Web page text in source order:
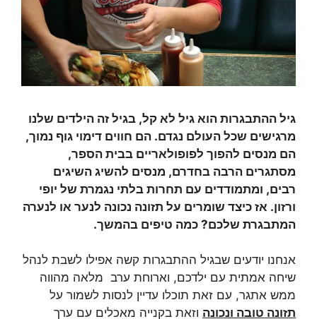
גיל ההתבגרות הוא גיל לא קל, בגיל זה הילדים שלנו
מרגישים שכל העולם נגדם. הם חווים דימוי גוף נמוך,
הם מנסים להפוך לפופולאריים בבית הספר,
מסתגרים הרבה בחדרם, מנסים להשיג השיגים
רבים, ומתמודדים עם תחרות בלתי נגמרת של יופי
ורזון. אז כיצד שומרים על תזונה נכונה לנער או לנערה
המתבגרת שלכם? כמה טיפים בהמשך.
אנחנו יודעים שבגיל ההתבגרות קשה אפילו לשבת לנהל
שיחה אמתית עם ילדכם, וארוחת ערב מלאה מהווה
ממש אתגר, עם זאת תוכלו עדיין לנסות לשמור על
תזונה טובה ונכונה וזאת בקנייה מאכלים עם ערך